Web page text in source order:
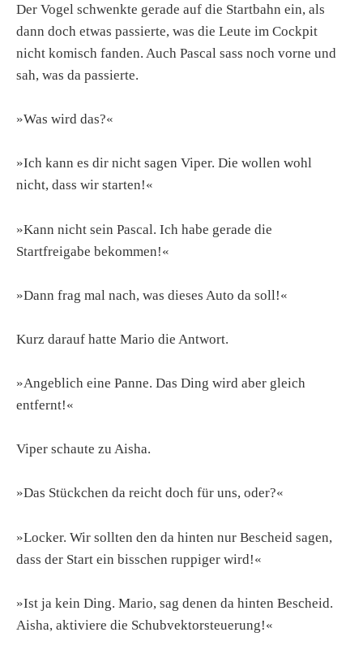
Der Vogel schwenkte gerade auf die Startbahn ein, als
dann doch etwas passierte, was die Leute im Cockpit
nicht komisch fanden. Auch Pascal sass noch vorne und
sah, was da passierte.
»Was wird das?«
»Ich kann es dir nicht sagen Viper. Die wollen wohl
nicht, dass wir starten!«
»Kann nicht sein Pascal. Ich habe gerade die
Startfreigabe bekommen!«
»Dann frag mal nach, was dieses Auto da soll!«
Kurz darauf hatte Mario die Antwort.
»Angeblich eine Panne. Das Ding wird aber gleich
entfernt!«
Viper schaute zu Aisha.
»Das Stückchen da reicht doch für uns, oder?«
»Locker. Wir sollten den da hinten nur Bescheid sagen,
dass der Start ein bisschen ruppiger wird!«
»Ist ja kein Ding. Mario, sag denen da hinten Bescheid.
Aisha, aktiviere die Schubvektorsteuerung!«